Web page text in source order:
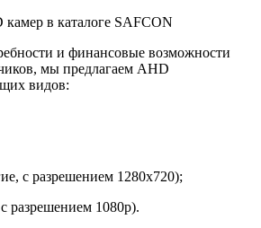
в каталоге SAFCON
и финансовые возможности
мы предлагаем AHD
видов:
с разрешением 1280х720);
1080р).